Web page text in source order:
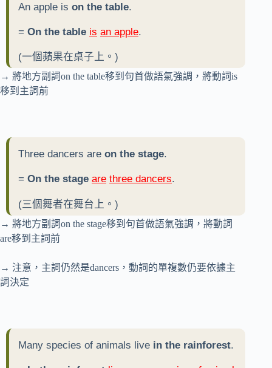
An apple is on the table.
= On the table is an apple.
(一個蘋果在桌子上。)
→ 將地方副詞on the table移到句首做語氣強調，將動詞is
移到主詞前
Three dancers are on the stage.
= On the stage are three dancers.
(三個舞者在舞台上。)
→ 將地方副詞on the stage移到句首做語氣強調，將動詞
are移到主詞前
→ 注意，主詞仍然是dancers，動詞的單複數仍要依據主
詞決定
Many species of animals live in the rainforest.